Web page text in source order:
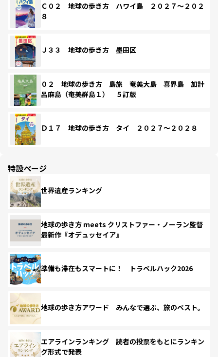
Ｃ０２ 地球の歩き方 ハワイ島 ２０２７～２０２
８
Ｊ３３ 地球の歩き方 墨田区
０２ 地球の歩き方 島旅 奄美大島 喜界島 加計
呂麻島（奄美群島１） ５訂版
Ｄ１７ 地球の歩き方 タイ ２０２７～２０２８
特設ページ
世界遺産ランキング
地球の歩き方 meets クリストファー・ノーラン監督
最新作『オデュッセイア』
準備も滞在もスマートに！ トラベルハック2026
地球の歩き方アワード みんなで選ぶ、旅のベスト。
エアラインランキング 読者の投票をもとにランキン
グ形式で発表